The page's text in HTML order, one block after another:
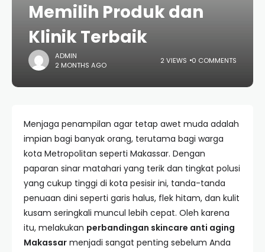
Memilih Produk dan
Klinik Terbaik
ADMIN
2 MONTHS AGO
2 VIEWS 0 COMMENTS
Menjaga penampilan agar tetap awet muda adalah
impian bagi banyak orang, terutama bagi warga
kota Metropolitan seperti Makassar. Dengan
paparan sinar matahari yang terik dan tingkat polusi
yang cukup tinggi di kota pesisir ini, tanda-tanda
penuaan dini seperti garis halus, flek hitam, dan kulit
kusam seringkali muncul lebih cepat. Oleh karena
itu, melakukan perbandingan skincare anti aging
Makassar menjadi sangat penting sebelum Anda